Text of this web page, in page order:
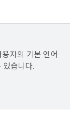
자의 기본 언어
있습니다.